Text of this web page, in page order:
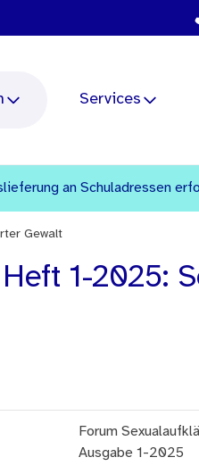
Services
an Schuladressen
Gewalt
1-2025:
Forum
Ausgabe 1-2025